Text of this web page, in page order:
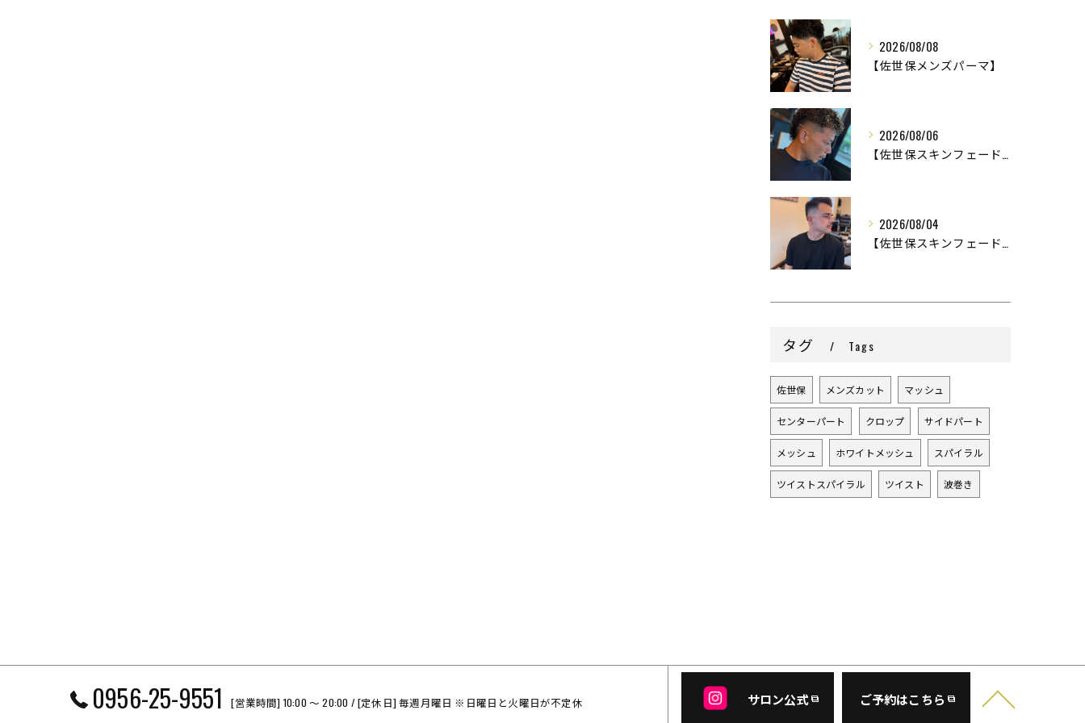
2026/08/08
【佐世保メンズパーマ】
2026/08/06
【佐世保スキンフェード】
2026/08/04
【佐世保スキンフェード】
タグ Tags
佐世保 メンズカット マッシュ
センターパート クロップ サイドパート
メッシュ ホワイトメッシュ スパイラル
ツイストスパイラル ツイスト 波巻き
0956-25-9551 [営業時間] 10:00 〜 20:00 / [定休日] 毎週月曜日 ※日曜日と火曜日が不定休 サロン公式 ご予約はこちら